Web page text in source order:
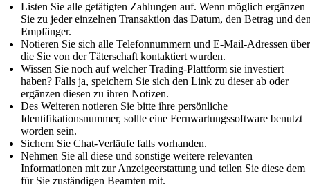
Listen Sie alle getätigten Zahlungen auf. Wenn möglich ergänzen
Sie zu jeder einzelnen Transaktion das Datum, den Betrag und
Empfänger.
Notieren Sie sich alle Telefonnummern und E-Mail-Adressen über
die Sie von der Täterschaft kontaktiert wurden.
Wissen Sie noch auf welcher Trading-Plattform sie investiert
haben? Falls ja, speichern Sie sich den Link zu dieser ab oder
ergänzen diesen zu ihren Notizen.
Des Weiteren notieren Sie bitte ihre persönliche
Identifikationsnummer, sollte eine Fernwartungssoftware benutzt
worden sein.
Sichern Sie Chat-Verläufe falls vorhanden.
Nehmen Sie all diese und sonstige weitere relevanten
Informationen mit zur Anzeigeerstattung und teilen Sie diese dem
für Sie zuständigen Beamten mit.